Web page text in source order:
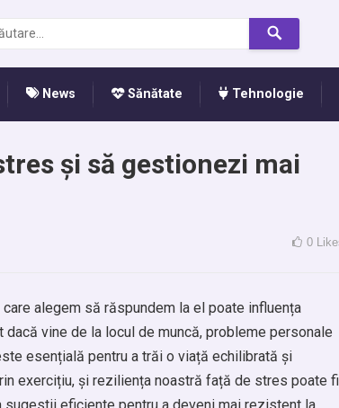
News Sănătate Tehnologie
și să gestionezi mai
0
alegem să răspundem la el poate influența
vine de la locul de muncă, probleme personale
esențială pentru a trăi o viață echilibrată și
exercițiu, și reziliența noastră față de stres poate fi